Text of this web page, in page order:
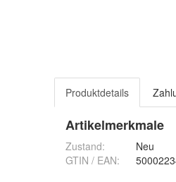
Produktdetails
Artikelmerkmale
Zustand:
Neu
GTIN / EAN: